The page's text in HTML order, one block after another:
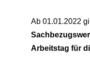
Ab 01.01.2022
Arbeitstag für